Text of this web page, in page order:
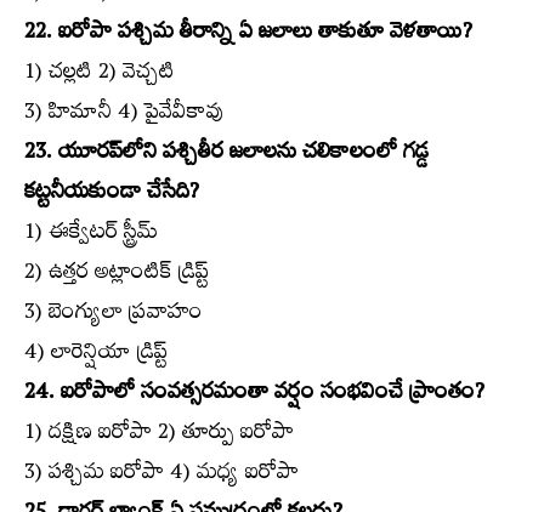
22. ఐరోపా పశ్చిమ తీరాన్ని ఏ జలాలు తాకుతూ వెళతాయి?
1) చల్లటి 2) వెచ్చటి
3) హిమానీ 4) పైవేవీకావు
23. యూరప్‌లోని పశ్చితీర జలాలను చలికాలంలో గడ్డ
కట్టనీయకుండా చేసేది?
1) ఈక్వేటర్‌ స్ట్రీమ్‌
2) ఉత్తర అట్లాంటిక్‌ డ్రిప్ట్‌
3) బెంగ్యులా ప్రవాహం
4) లారెన్షియా డ్రిప్ట్‌
24. ఐరోపాలో సంవత్సరమంతా వర్షం సంభవించే ప్రాంతం?
1) దక్షిణ ఐరోపా 2) తూర్పు ఐరోపా
3) పశ్చిమ ఐరోపా 4) మధ్య ఐరోపా